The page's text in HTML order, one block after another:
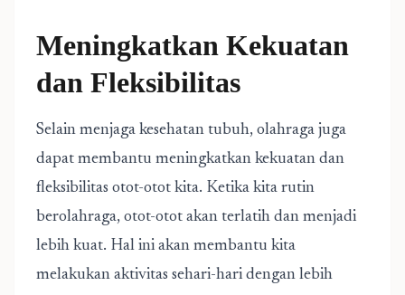
Meningkatkan Kekuatan
dan Fleksibilitas
Selain menjaga kesehatan tubuh, olahraga juga
dapat membantu meningkatkan kekuatan dan
fleksibilitas otot-otot kita. Ketika kita rutin
berolahraga, otot-otot akan terlatih dan menjadi
lebih kuat. Hal ini akan membantu kita
melakukan aktivitas sehari-hari dengan lebih